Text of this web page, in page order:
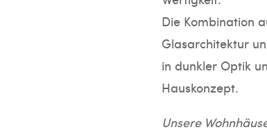
Die Kombination
Glasarchitektur
in dunkler Optik
Hauskonzept.
Unsere